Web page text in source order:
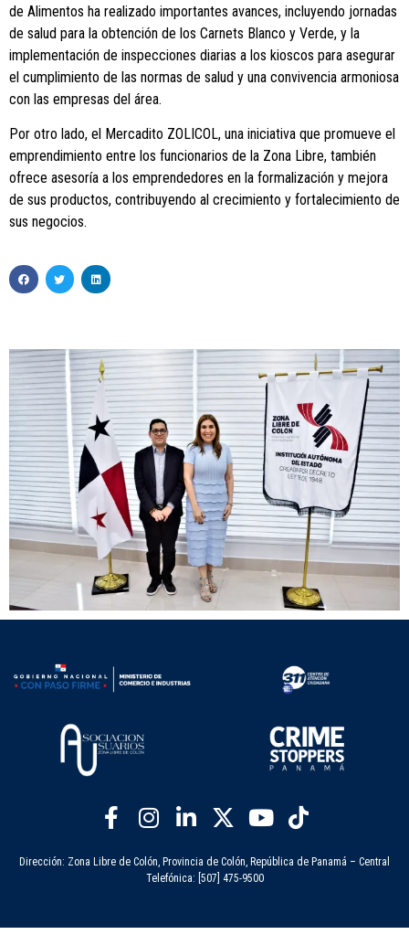
de Alimentos ha realizado importantes avances, incluyendo jornadas
de salud para la obtención de los Carnets Blanco y Verde, y la
implementación de inspecciones diarias a los kioscos para asegurar
el cumplimiento de las normas de salud y una convivencia armoniosa
con las empresas del área.
Por otro lado, el Mercadito ZOLICOL, una iniciativa que promueve el
emprendimiento entre los funcionarios de la Zona Libre, también
ofrece asesoría a los emprendedores en la formalización y mejora
de sus productos, contribuyendo al crecimiento y fortalecimiento de
sus negocios.
Dirección: Zona Libre de Colón, Provincia de Colón, República de Panamá – Central
Telefónica: [507] 475-9500